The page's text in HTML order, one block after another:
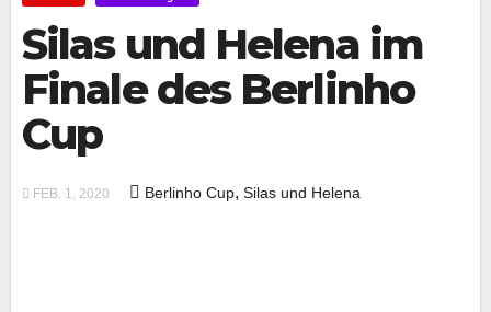
Silas und Helena im
Finale des Berlinho
Cup
FEB. 1, 2020 Berlinho Cup, Silas und Helena